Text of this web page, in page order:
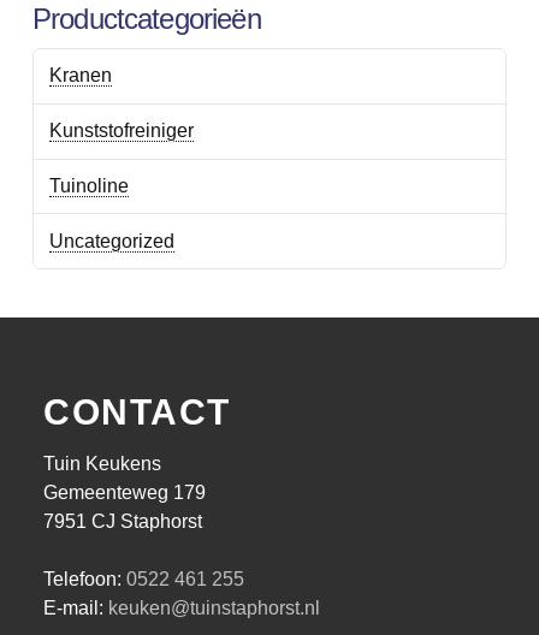
Productcategorieën
Kranen
Kunststofreiniger
Tuinoline
Uncategorized
CONTACT
Tuin Keukens
Gemeenteweg 179
7951 CJ Staphorst
Telefoon: 0522 461 255
E-mail: keuken@tuinstaphorst.nl